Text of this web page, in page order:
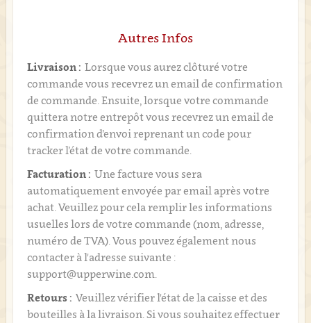
Autres Infos
Livraison : Lorsque vous aurez clôturé votre
commande vous recevrez un email de confirmation
de commande. Ensuite, lorsque votre commande
quittera notre entrepôt vous recevrez un email de
confirmation d’envoi reprenant un code pour
tracker l’état de votre commande.
Facturation : Une facture vous sera
automatiquement envoyée par email après votre
achat. Veuillez pour cela remplir les informations
usuelles lors de votre commande (nom, adresse,
numéro de TVA). Vous pouvez également nous
contacter à l'adresse suivante :
support@upperwine.com.
Retours : Veuillez vérifier l'état de la caisse et des
bouteilles à la livraison. Si vous souhaitez effectuer